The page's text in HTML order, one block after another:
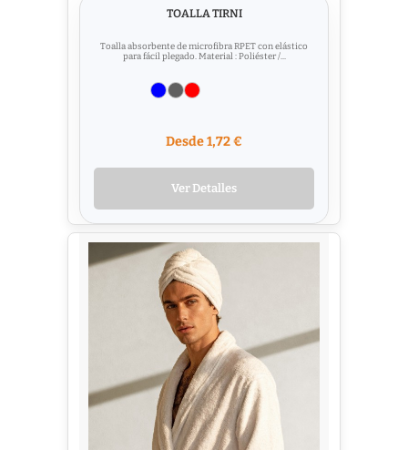
TOALLA TIRNI
Toalla absorbente de microfibra RPET con elástico
para fácil plegado. Material : Poliéster /...
Desde 1,72 €
Ver Detalles